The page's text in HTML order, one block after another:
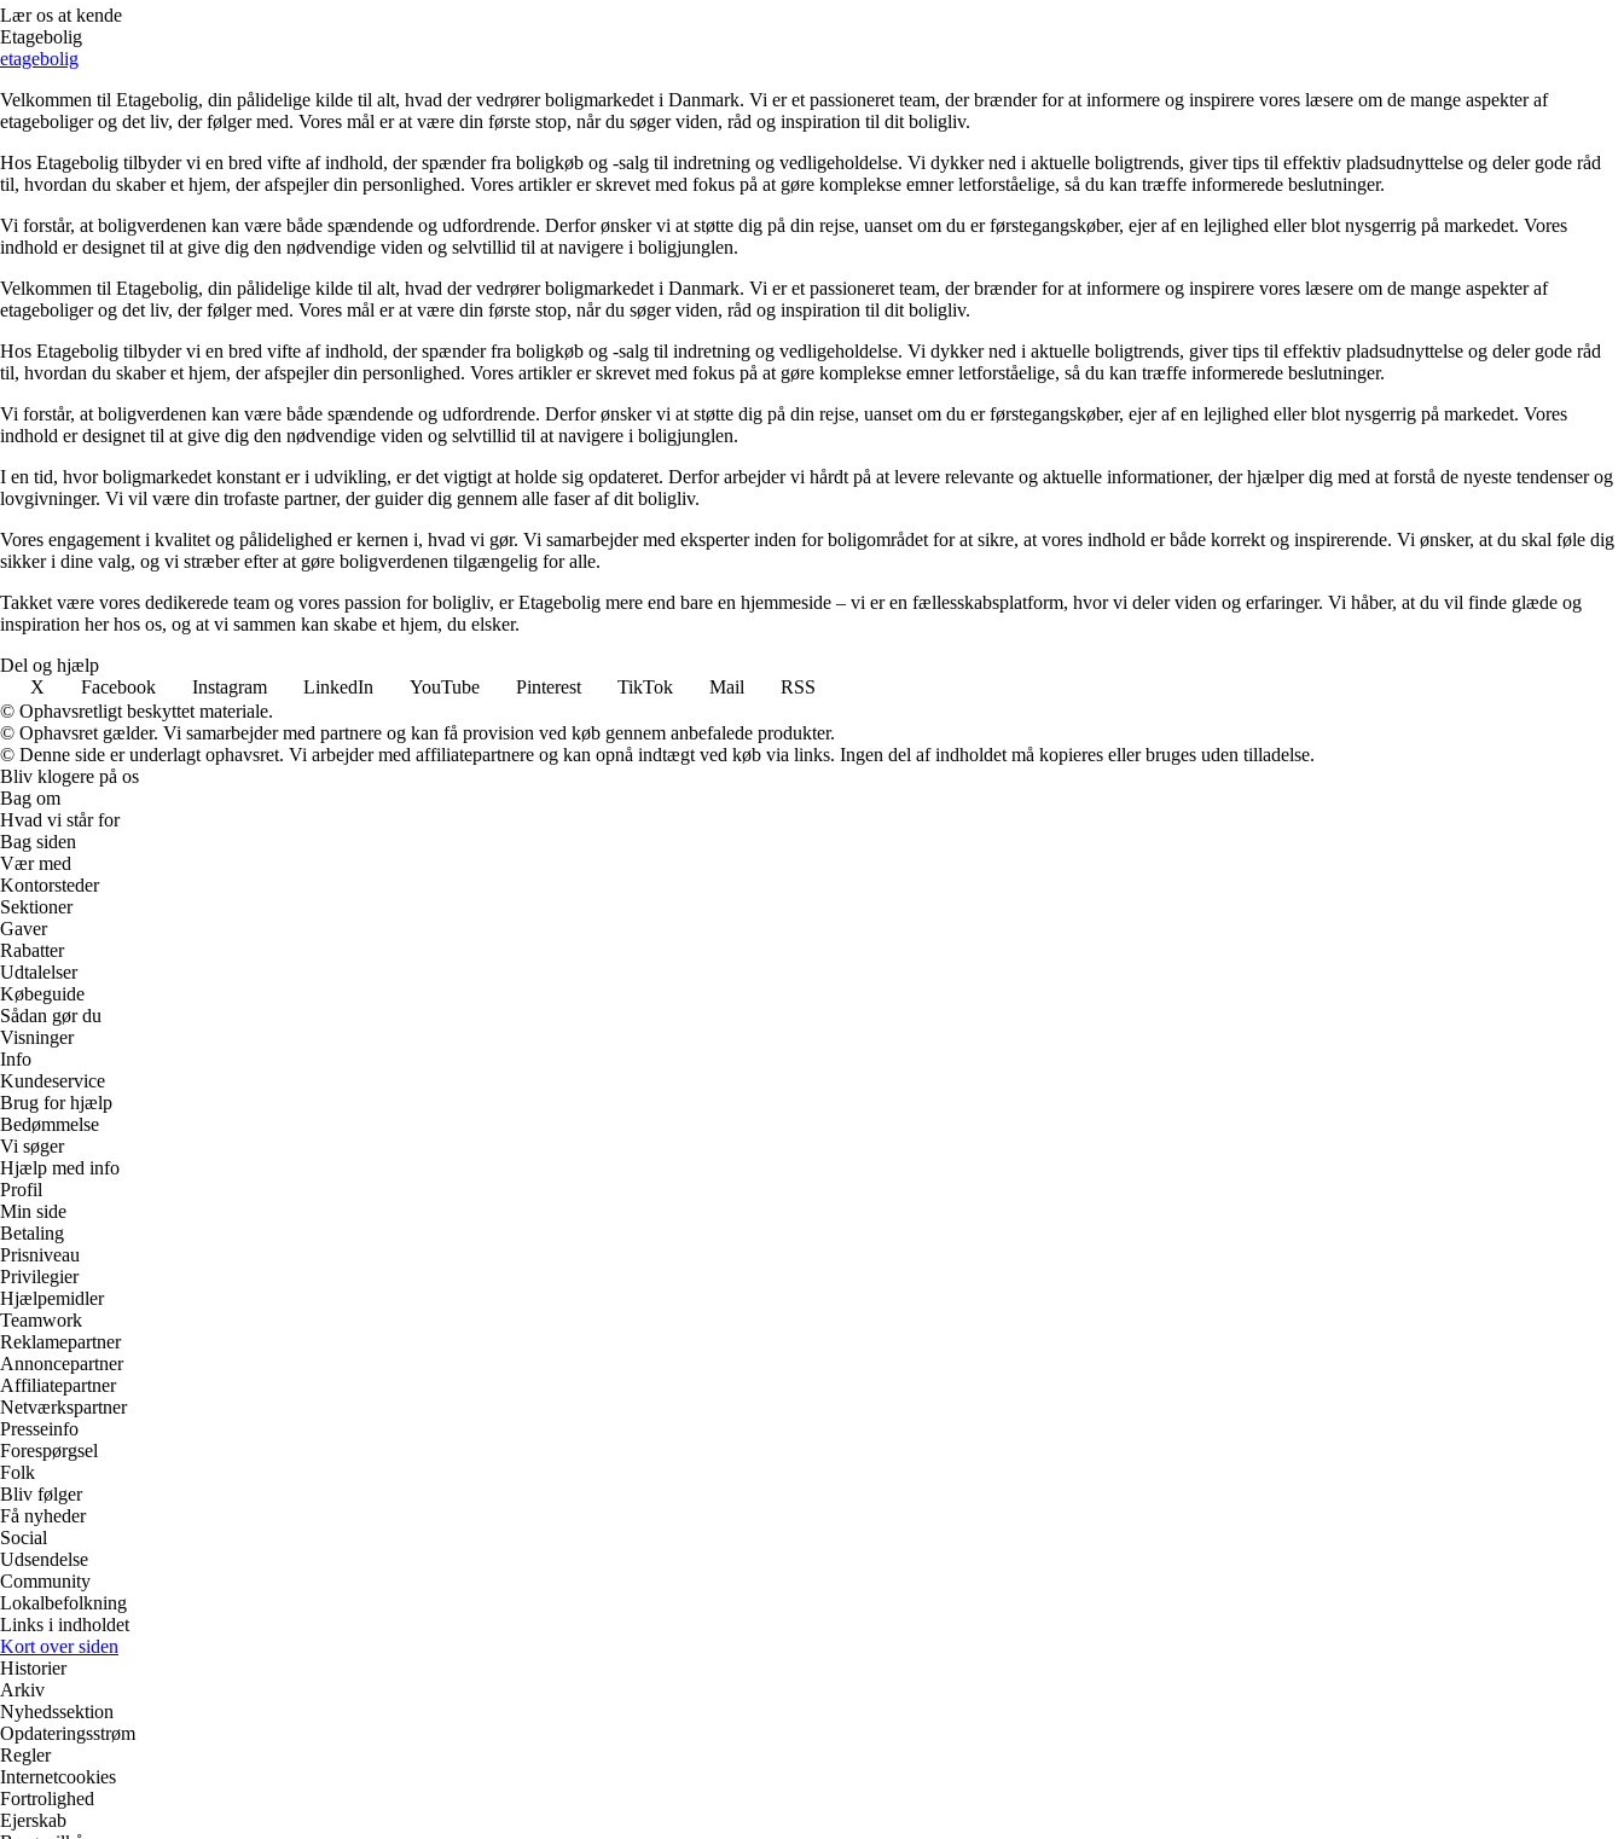
Lær os at kende
Etagebolig
etagebolig
Velkommen til Etagebolig, din pålidelige kilde til alt, hvad der vedrører boligmarkedet i Danmark. Vi er et passioneret team, der brænder for at informere og inspirere vores læsere om de mange aspekter af
etageboliger og det liv, der følger med. Vores mål er at være din første stop, når du søger viden, råd og inspiration til dit boligliv.
Hos Etagebolig tilbyder vi en bred vifte af indhold, der spænder fra boligkøb og -salg til indretning og vedligeholdelse. Vi dykker ned i aktuelle boligtrends, giver tips til effektiv pladsudnyttelse og deler gode råd
til, hvordan du skaber et hjem, der afspejler din personlighed. Vores artikler er skrevet med fokus på at gøre komplekse emner letforståelige, så du kan træffe informerede beslutninger.
Vi forstår, at boligverdenen kan være både spændende og udfordrende. Derfor ønsker vi at støtte dig på din rejse, uanset om du er førstegangskøber, ejer af en lejlighed eller blot nysgerrig på markedet. Vores
indhold er designet til at give dig den nødvendige viden og selvtillid til at navigere i boligjunglen.
Velkommen til Etagebolig, din pålidelige kilde til alt, hvad der vedrører boligmarkedet i Danmark. Vi er et passioneret team, der brænder for at informere og inspirere vores læsere om de mange aspekter af
etageboliger og det liv, der følger med. Vores mål er at være din første stop, når du søger viden, råd og inspiration til dit boligliv.
Hos Etagebolig tilbyder vi en bred vifte af indhold, der spænder fra boligkøb og -salg til indretning og vedligeholdelse. Vi dykker ned i aktuelle boligtrends, giver tips til effektiv pladsudnyttelse og deler gode råd
til, hvordan du skaber et hjem, der afspejler din personlighed. Vores artikler er skrevet med fokus på at gøre komplekse emner letforståelige, så du kan træffe informerede beslutninger.
Vi forstår, at boligverdenen kan være både spændende og udfordrende. Derfor ønsker vi at støtte dig på din rejse, uanset om du er førstegangskøber, ejer af en lejlighed eller blot nysgerrig på markedet. Vores
indhold er designet til at give dig den nødvendige viden og selvtillid til at navigere i boligjunglen.
I en tid, hvor boligmarkedet konstant er i udvikling, er det vigtigt at holde sig opdateret. Derfor arbejder vi hårdt på at levere relevante og aktuelle informationer, der hjælper dig med at forstå de nyeste tendenser og
lovgivninger. Vi vil være din trofaste partner, der guider dig gennem alle faser af dit boligliv.
Vores engagement i kvalitet og pålidelighed er kernen i, hvad vi gør. Vi samarbejder med eksperter inden for boligområdet for at sikre, at vores indhold er både korrekt og inspirerende. Vi ønsker, at du skal føle dig
sikker i dine valg, og vi stræber efter at gøre boligverdenen tilgængelig for alle.
Takket være vores dedikerede team og vores passion for boligliv, er Etagebolig mere end bare en hjemmeside – vi er en fællesskabsplatform, hvor vi deler viden og erfaringer. Vi håber, at du vil finde glæde og
inspiration her hos os, og at vi sammen kan skabe et hjem, du elsker.
Del og hjælp
X
Facebook Instagram LinkedIn YouTube Pinterest TikTok Mail
RSS
© Ophavsretligt beskyttet materiale.
© Ophavsret gælder. Vi samarbejder med partnere og kan få provision ved køb gennem anbefalede produkter.
© Denne side er underlagt ophavsret. Vi arbejder med affiliatepartnere og kan opnå indtægt ved køb via links. Ingen del af indholdet må kopieres eller bruges uden tilladelse.
Bliv klogere på os
Bag om
Hvad vi står for
Bag siden
Vær med
Kontorsteder
Sektioner
Gaver
Rabatter
Udtalelser
Købeguide
Sådan gør du
Visninger
Info
Kundeservice
Brug for hjælp
Bedømmelse
Vi søger
Hjælp med info
Profil
Min side
Betaling
Prisniveau
Privilegier
Hjælpemidler
Teamwork
Reklamepartner
Annoncepartner
Affiliatepartner
Netværkspartner
Presseinfo
Forespørgsel
Folk
Bliv følger
Få nyheder
Social
Udsendelse
Community
Lokalbefolkning
Links i indholdet
Kort over siden
Historier
Arkiv
Nyhedssektion
Opdateringsstrøm
Regler
Internetcookies
Fortrolighed
Ejerskab